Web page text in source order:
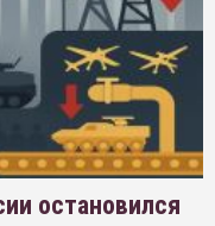
остановился